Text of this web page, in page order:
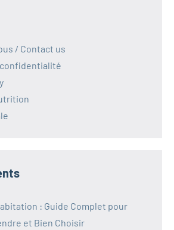
/ Contact us
: Guide Complet pour
et Bien Choisir